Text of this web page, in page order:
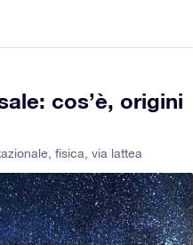
cos’è, origini
, fisica, via lattea